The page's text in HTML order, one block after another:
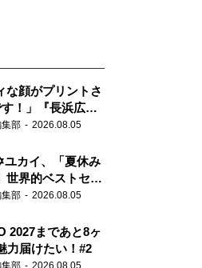
な顔がプリントさ
！」『長浜広奈
組グッズ発売
集部 2026.08.05
カイ、「夏休み
世界的ベストセラ
ア』を紹介
集部 2026.08.05
2027まであと8ヶ
力届けたい！#2
集部 2026.08.05